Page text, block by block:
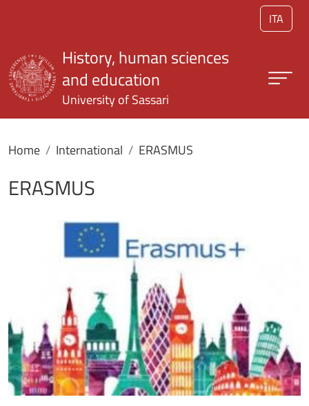
ITA
History, human sciences
and education
University of Sassari
Home International ERASMUS
ERASMUS